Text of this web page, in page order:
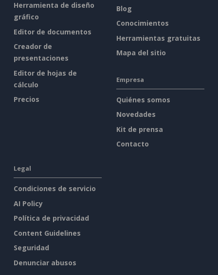
Herramienta de diseño
gráfico
Editor de documentos
Creador de
presentaciones
Editor de hojas de
cálculo
Precios
Blog
Conocimientos
Herramientas gratuitas
Mapa del sitio
Empresa
Quiénes somos
Novedades
Kit de prensa
Contacto
Legal
Condiciones de servicio
AI Policy
Política de privacidad
Content Guidelines
Seguridad
Denunciar abusos